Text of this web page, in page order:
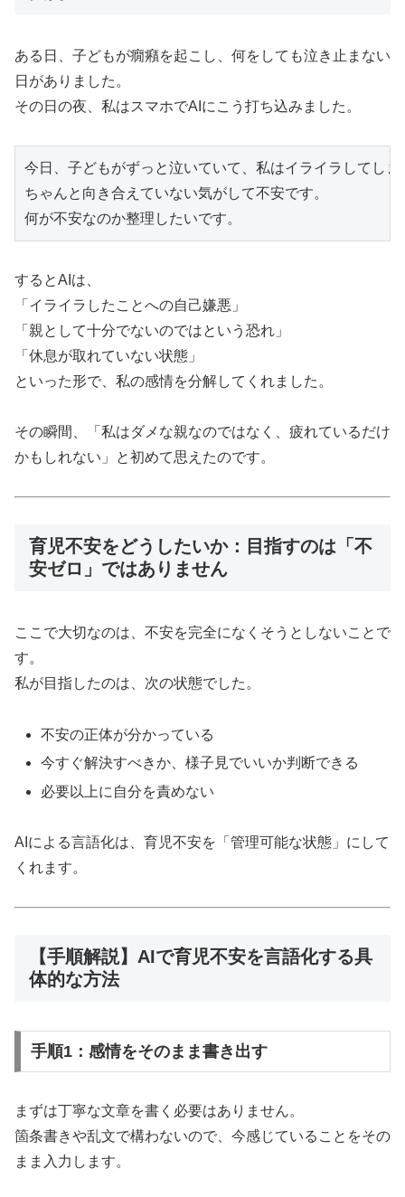
ある日、子どもが癇癪を起こし、何をしても泣き止まない
日がありました。
その日の夜、私はスマホでAIにこう打ち込みました。
今日、子どもがずっと泣いていて、私はイライラしてしま
ちゃんと向き合えていない気がして不安です。
するとAIは、
「イライラしたことへの自己嫌悪」
「親として十分でないのではという恐れ」
「休息が取れていない状態」
といった形で、私の感情を分解してくれました。
その瞬間、「私はダメな親なのではなく、疲れているだけ
かもしれない」と初めて思えたのです。
育児不安をどうしたいか：目指すのは「不
安ゼロ」ではありません
ここで大切なのは、不安を完全になくそうとしないことで
す。
私が目指したのは、次の状態でした。
不安の正体が分かっている
今すぐ解決すべきか、様子見でいいか判断できる
必要以上に自分を責めない
AIによる言語化は、育児不安を「管理可能な状態」にして
くれます。
【手順解説】AIで育児不安を言語化する具
体的な方法
手順1：感情をそのまま書き出す
まずは丁寧な文章を書く必要はありません。
箇条書きや乱文で構わないので、今感じていることをその
まま入力します。